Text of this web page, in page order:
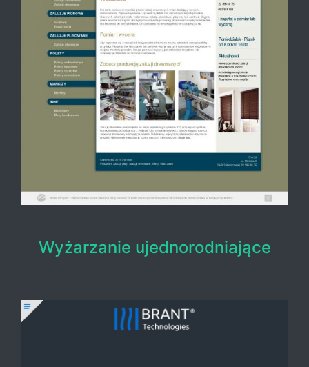
Wyżarzanie ujednorodniające